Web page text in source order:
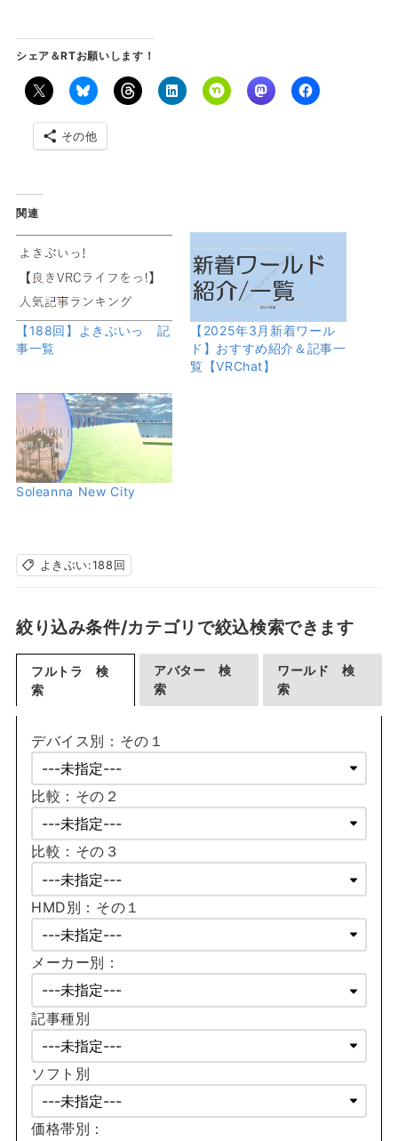
シェア＆RTお願いします！
その他
関連
【188回】よきぶいっ 記
事一覧
【2025年3月新着ワール
ド】おすすめ紹介＆記事一
覧【VRChat】
Soleanna New City
よきぶい:188回
絞り込み条件/カテゴリで絞込検索できます
フルトラ 検
索
アバター 検
索
ワールド 検
索
デバイス別：その１
比較：その２
比較：その３
HMD別：その１
メーカー別：
記事種別
ソフト別
価格帯別：